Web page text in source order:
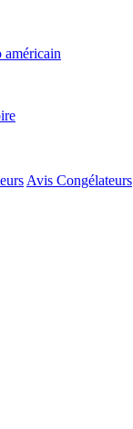
américain
Avis Congélateurs